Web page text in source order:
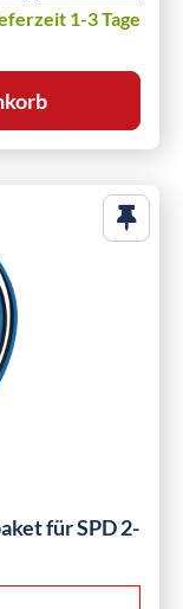
1-3 Tage
für SPD 2-